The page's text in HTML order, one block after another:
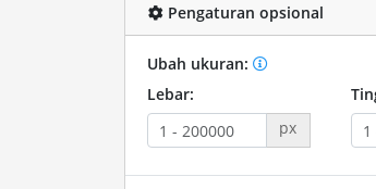
Pengaturan opsional
Ubah ukuran:
Lebar:
px